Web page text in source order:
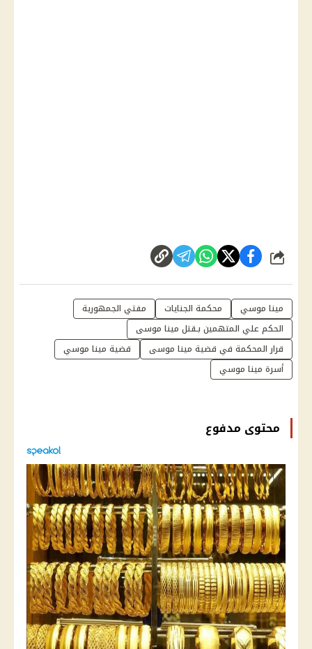
شارك
مينا موسي محكمة الجنايات
مفتي الجمهورية
الحكم علي المتهمين بـقتل مينا موسى
قرار المحكمة في قضية مينا موسى
قضية مينا موسي
أسرة مينا موسي
محتوى مدفوع